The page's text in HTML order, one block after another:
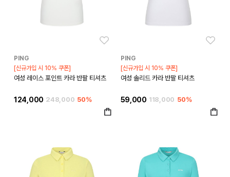
PING
[신규가입 시 10% 쿠폰]
여성 레이스 포인트 카라 반팔 티셔츠
124,000 248,000 50%
PING
[신규가입 시 10% 쿠폰]
여성 솔리드 카라 반팔 티셔츠
59,000 118,000 50%